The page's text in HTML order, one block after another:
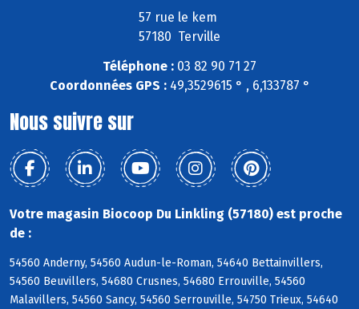
57 rue le kem
57180 Terville
Téléphone : 03 82 90 71 27
Coordonnées GPS :49,3529615 ° , 6,133787 °
Nous suivre sur
Votre magasin Biocoop Du Linkling (57180) est proche
de :
54560 Anderny, 54560 Audun-le-Roman, 54640 Bettainvillers,
54560 Beuvillers, 54680 Crusnes, 54680 Errouville, 54560
Malavillers, 54560 Sancy, 54560 Serrouville, 54750 Trieux, 54640